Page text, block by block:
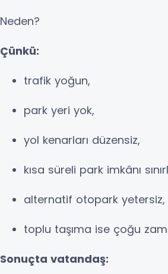
Neden?
Çünkü:
trafik yoğun,
park yeri yok,
yol kenarları düzensiz,
kısa süreli park imkânı
alternatif otopark yetersiz,
toplu taşıma ise çoğu
Sonuçta vatandaş: